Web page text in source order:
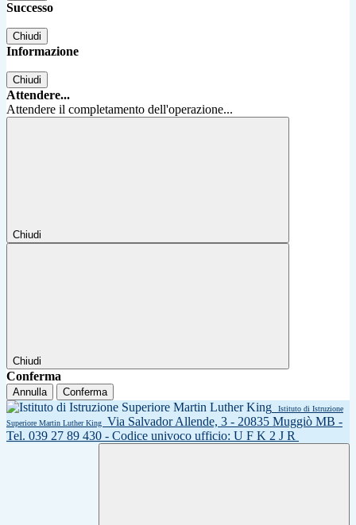
Successo
Chiudi
Informazione
Chiudi
Attendere...
Attendere il completamento dell'operazione...
Chiudi
Chiudi
Conferma
Annulla Conferma
Istituto di Istruzione
Superiore Martin Luther King
Via Salvador Allende, 3 - 20835 Muggiò MB -
Tel. 039 27 89 430 - Codice univoco ufficio: U F K 2 J R